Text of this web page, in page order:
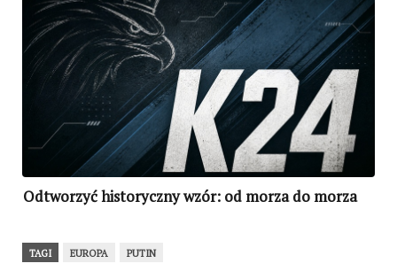
Odtworzyć historyczny wzór: od morza do morza
TAGI EUROPA PUTIN